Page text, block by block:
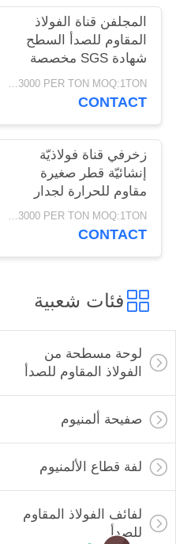
المجلفن قناة الفولاذ
المقاوم للصدأ السطح
شهادة SGS مخصصة
USD1500-3000 PER TON MOQ:1TON
CONTACT
زخرفي قناة فولاذيّة
إنشائيّة قطر صغيرة
مقاوم للحرارة لجدار
شعاع
USD1500-3000 PER TON MOQ:1TON
CONTACT
فئات شعبية
لوحة مسطحة من
الفولاذ المقاوم للصدأ
صفيحة ألمنيوم
لفة قطاع الألمنيوم
لفائف الفولاذ المقاوم
للصدأ